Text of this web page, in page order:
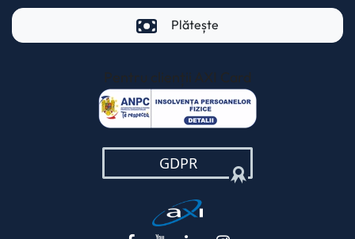
Plătește
Pentru clienții AXI Card
(opens in a new